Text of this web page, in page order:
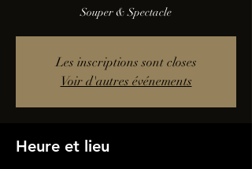
Souper & Spectacle
Les inscriptions sont closes
Voir d'autres événements
Heure et lieu